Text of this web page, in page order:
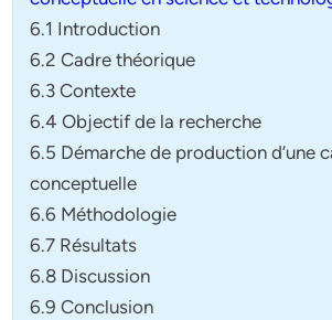
6.1 Introduction
6.2 Cadre théorique
6.3 Contexte
6.4 Objectif de la recherche
6.5 Démarche de production d’une
conceptuelle
6.6 Méthodologie
6.7 Résultats
6.8 Discussion
6.9 Conclusion